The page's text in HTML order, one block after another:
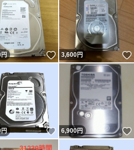
！
円 いいね！
3,600円
！
円 いいね！
6,900円